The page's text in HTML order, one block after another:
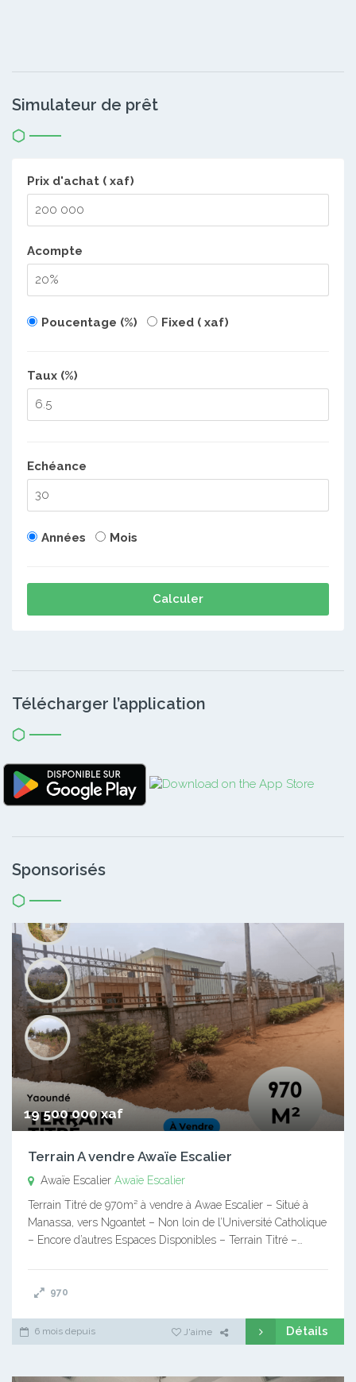
Simulateur de prêt
Prix d'achat ( xaf)
Acompte
Poucentage (%) Fixed ( xaf)
Taux (%)
Echéance
Années Mois
Calculer
Télécharger l’application
Sponsorisés
19 500 000 xaf
Terrain A vendre Awaïe Escalier
Awaïe Escalier Awaïe Escalier
Terrain Titré de 970m² à vendre à Awae Escalier – Situé à
Manassa, vers Ngoantet – Non loin de l’Université Catholique
– Encore d’autres Espaces Disponibles – Terrain Titré –…
970
6 mois depuis J'aime Détails